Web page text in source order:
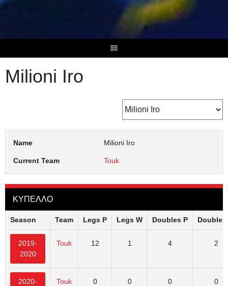
Skip
Milioni Iro
Name Milioni Iro
Current Team Touk
ΚΥΠΕΛΛΟ
Season Team Legs P Legs W Doubles P Doubles
2019-
2020
Touk 12 1 4 2
2020-
Touk 0 0 0 0